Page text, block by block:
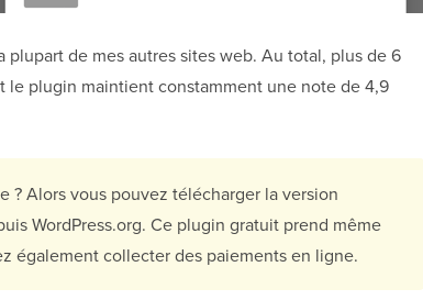
plupart de mes autres sites web. Au total, plus de 6
le plugin maintient constamment une note de 4,9
? Alors vous pouvez télécharger la version
WordPress.org. Ce plugin gratuit prend même
également collecter des paiements en ligne.